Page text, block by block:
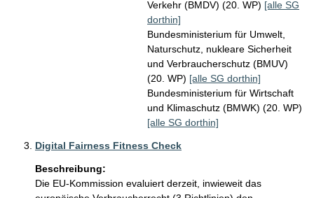
Verkehr (BMDV) (20. WP) [alle SG
dorthin]
Bundesministerium für Umwelt,
Naturschutz, nukleare Sicherheit
und Verbraucherschutz (BMUV)
(20. WP) [alle SG dorthin]
Bundesministerium für Wirtschaft
und Klimaschutz (BMWK) (20. WP)
[alle SG dorthin]
Digital Fairness Fitness Check
Beschreibung:
Die EU-Kommission evaluiert derzeit, inwieweit das